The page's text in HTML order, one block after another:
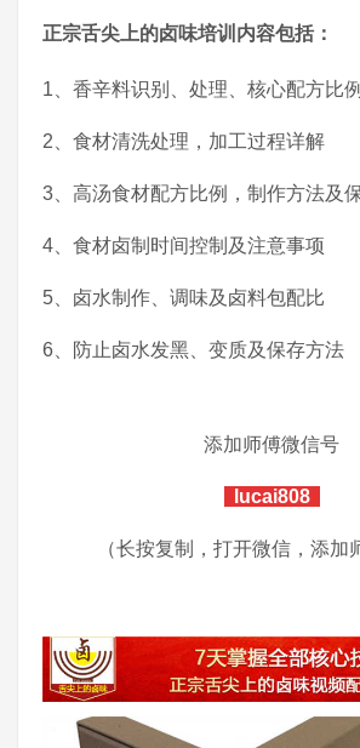
正宗舌尖上的卤味培训内容包括：
1、香辛料识别、处理、核心配方比例
2、食材清洗处理，加工过程详解
3、高汤食材配方比例，制作方法及
4、食材卤制时间控制及注意事项
5、卤水制作、调味及卤料包配比
6、防止卤水发黑、变质及保存方法
添加师傅微信号
lucai808
（长按复制，打开微信，添加